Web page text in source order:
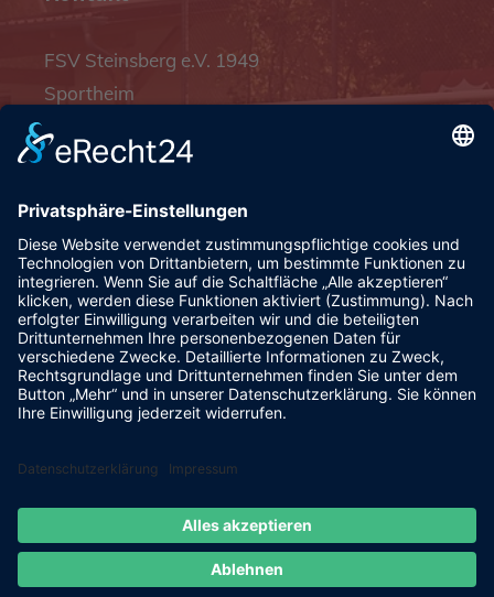
FSV Steinsberg e.V. 1949
Sportheim
93128 Steinsberg
pr@fsv-steinsberg.de
Social
Webmail Datenschutzerklärung
Impressum
internet-lokal.de